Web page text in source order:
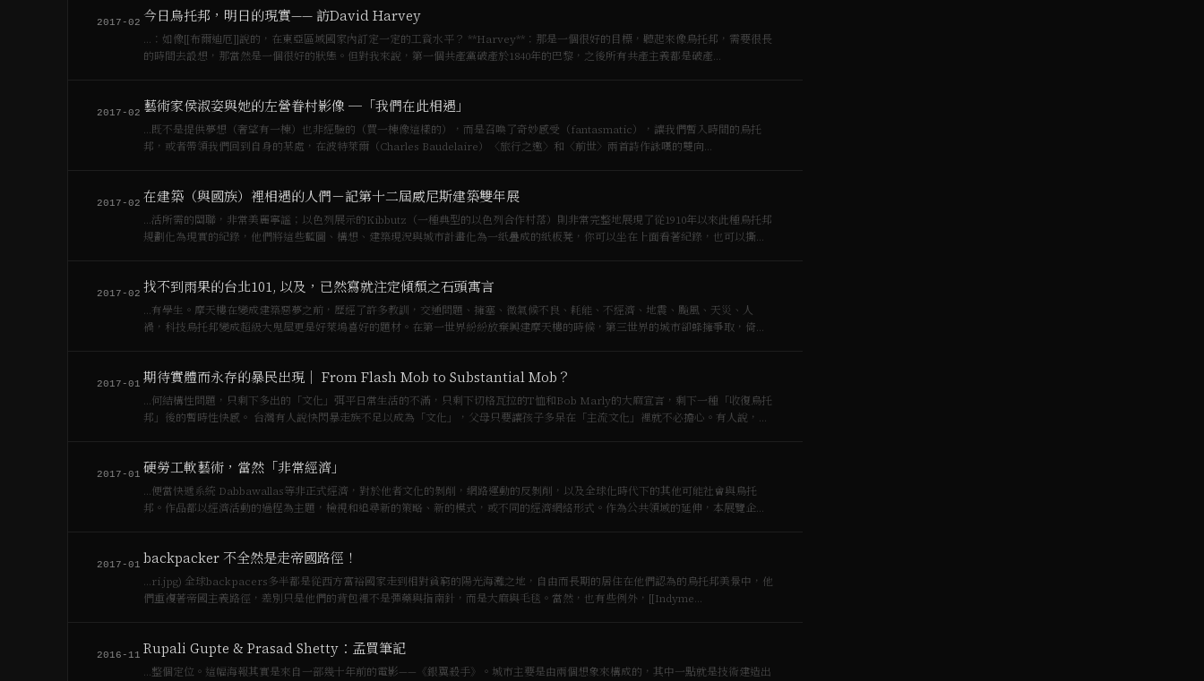
2017-02 今日烏托邦，明日的現實—— 訪David Harvey
…：如像[[布爾迪厄]]說的，在東亞區域國家內訂定一定的工資水平？ **Harvey**：那是一個很好的目標，聽起來像烏托邦，需要很長
的時間去設想，那當然是一個很好的狀態。但對我來說，第一個共產黨破產於1840年的巴黎，之後所有共產主義都是破產…
2017-02 藝術家侯淑姿與她的左營眷村影像 ─「我們在此相遇」
…既不是提供夢想（奢望有一棟）也非經驗的（買一棟像這樣的），而是召喚了奇妙感受（fantasmatic），讓我們暫入時間的烏托
邦，或者帶領我們回到自身的某處，在波特萊爾（Charles Baudelaire）〈旅行之邀〉和〈前世〉兩首詩作詠嘆的雙向…
2017-02 在建築（與國族）裡相遇的人們－記第十二屆威尼斯建築雙年展
…活所需的關聯，非常美麗寧謐；以色列展示的Kibbutz（一種典型的以色列合作村落）則非常完整地展現了從1910年以來此種烏托邦
規劃化為現實的紀錄，他們將這些藍圖、構想、建築現況與城市計畫化為一紙疊成的紙板凳，你可以坐在上面看著紀錄，也可以撕走
2017-02 找不到雨果的台北101, 以及，已然寫就注定傾頹之石頭寓言
…有學生。摩天樓在變成建築惡夢之前，歷經了許多教訓，交通問題、擁塞、微氣候不良、耗能、不經濟、地震、颱風、天災、人
禍，科技烏托邦變成超級大鬼屋更是好萊塢喜好的題材。在第一世界紛紛放棄興建摩天樓的時候，第三世界的城市卻蜂擁爭取，倚重
2017-01 期待實體而永存的暴民出現｜ From Flash Mob to Substantial Mob？
…何結構性問題，只剩下多出的「文化」弭平日常生活的不滿，只剩下切格瓦拉的T恤和Bob Marly的大麻宣言，剩下一種「收復烏托
邦」後的暫時性快感。 台灣有人說快閃暴走族不足以成為「文化」，父母只要讓孩子多呆在「主流文化」裡就不必擔心。有人說，台
2017-01 硬勞工軟藝術，當然「非常經濟」
…便當快遞系統 Dabbawallas等非正式經濟，對於他者文化的剝削，網路運動的反剝削，以及全球化時代下的其他可能社會與烏托
邦。作品都以經濟活動的過程為主題，檢視和追尋新的策略、新的模式，或不同的經濟網絡形式。作為公共領域的延伸，本展覽企圖
2017-01 backpacker 不全然是走帝國路徑！
…ri.jpg) 全球backpacers多半都是從西方富裕國家走到相對貧窮的陽光海灘之地，自由而長期的居住在他們認為的烏托邦美景中，他
們重複著帝國主義路徑，差別只是他們的背包裡不是彈藥與指南針，而是大麻與毛毯。當然，也有些例外，[[Indyme…
2016-11 Rupali Gupte & Prasad Shetty：孟買筆記
…整個定位。這幅海報其實是來自一部幾十年前的電影——《銀翼殺手》。城市主要是由兩個想象來構成的，其中一點就是技術建造出